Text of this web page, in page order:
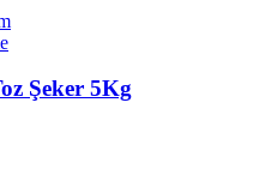
Şeker 5Kg